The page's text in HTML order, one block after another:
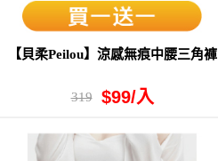
【貝柔Peilou】涼感無痕中腰三角褲
319 $99/入